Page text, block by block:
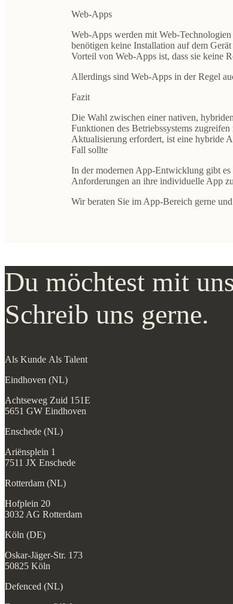
Web-Apps
Web-Apps werden mit Web-
benötigen keine Installation auf dem
Vorteil von Web-Apps ist, dass sie keine
Allerdings sind Web-Apps in der Regel
Fazit
Die Wahl zwischen einer nativen,
Funktionen des Betriebssystems
Aktualisierung erfordert, ist eine hybride
Fall sollte
In der modernen App-Entwicklung gibt es
Anforderungen an ihre individuelle App
Wir beraten Sie im App-Bereich gerne
Du möchtest mit
Schreib uns gerne.
Als Kunde Als Talent
Eindhoven (NL)
Achtseweg Zuid 151E
5651 GW Eindhoven
Enschede (NL)
Ariënsplein 1
7511 JX Enschede
Rotterdam (NL)
Hofplein 20
3032 AG Rotterdam
Köln (DE)
Oskar-Jäger-Str. 173
50825 Köln
Defenced (NL)